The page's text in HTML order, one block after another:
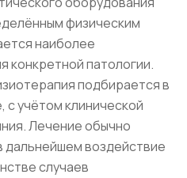
физическим
наиболее
конкретной патологии.
подбирается в
с учётом клинической
Лечение обычно
дальнейшем воздействие
случаев